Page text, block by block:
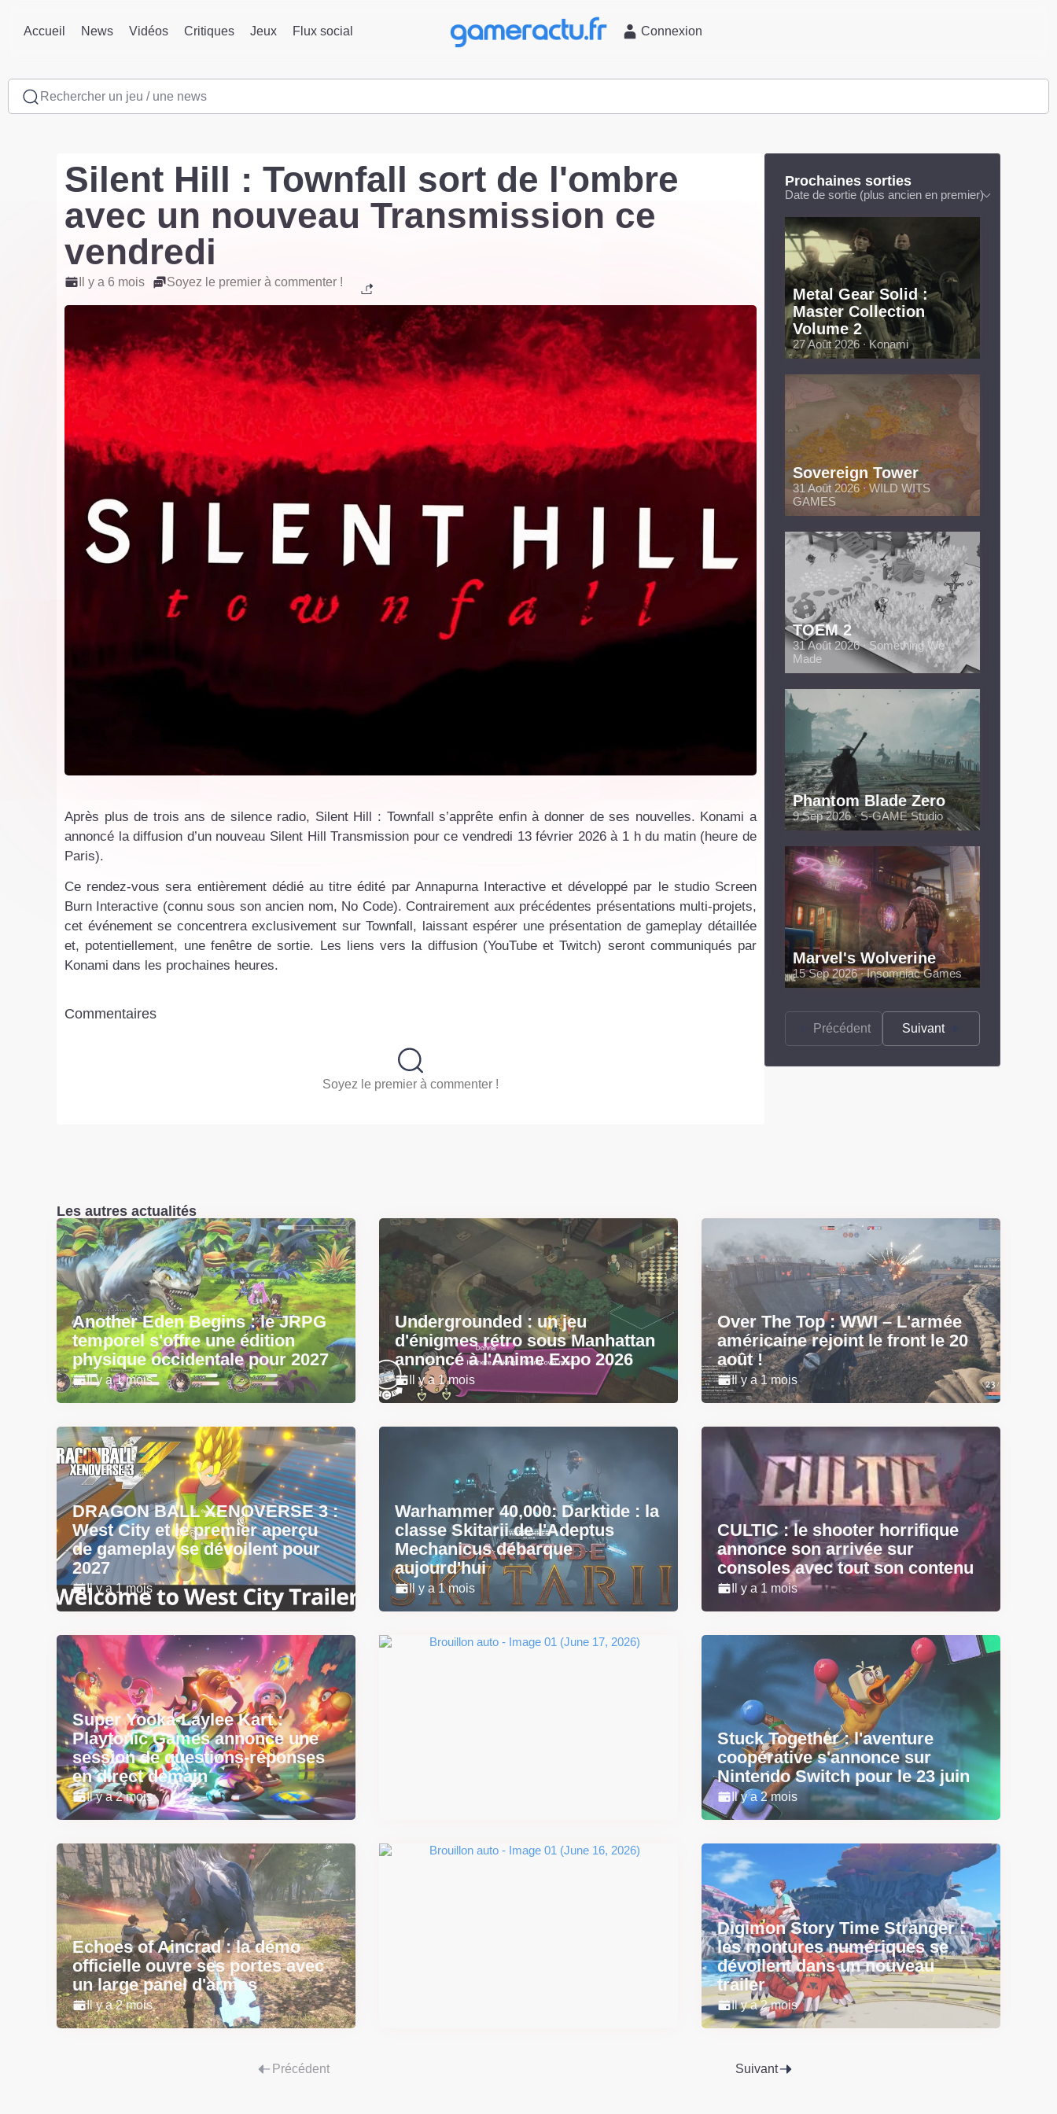
Accueil News Vidéos Critiques Jeux Flux social Connexion
Rechercher un jeu / une news
Silent Hill : Townfall sort de l'ombre
avec un nouveau Transmission ce
vendredi
Il y a 6 mois Soyez le premier à commenter !
Après plus de trois ans de silence radio, Silent Hill : Townfall s’apprête enfin à donner de ses nouvelles. Konami a
annoncé la diffusion d’un nouveau Silent Hill Transmission pour ce vendredi 13 février 2026 à 1 h du matin (heure de
Paris).
Ce rendez-vous sera entièrement dédié au titre édité par Annapurna Interactive et développé par le studio Screen
Burn Interactive (connu sous son ancien nom, No Code). Contrairement aux précédentes présentations multi-projets,
cet événement se concentrera exclusivement sur Townfall, laissant espérer une présentation de gameplay détaillée
et, potentiellement, une fenêtre de sortie. Les liens vers la diffusion (YouTube et Twitch) seront communiqués par
Konami dans les prochaines heures.
Commentaires
Soyez le premier à commenter !
Prochaines sorties
Date de sortie (plus ancien en premier)
Metal Gear Solid :
Master Collection
Volume 2
27 Août 2026 ∙ Konami
Sovereign Tower
31 Août 2026 ∙ WILD WITS
GAMES
TOEM 2
31 Août 2026 ∙ Something We
Made
Phantom Blade Zero
9 Sep 2026 ∙ S-GAME Studio
Marvel's Wolverine
15 Sep 2026 ∙ Insomniac Games
Précédent Suivant
Les autres actualités
Another Eden Begins : le JRPG
temporel s'offre une édition
physique occidentale pour 2027
Il y a 1 mois
Undergrounded : un jeu
d'énigmes rétro sous Manhattan
annoncé à l'Anime Expo 2026
Il y a 1 mois
Over The Top : WWI – L'armée
américaine rejoint le front le 20
août !
Il y a 1 mois
DRAGON BALL XENOVERSE 3 :
West City et le premier aperçu
de gameplay se dévoilent pour
2027
Il y a 1 mois
Warhammer 40,000: Darktide : la
classe Skitarii de l'Adeptus
Mechanicus débarque
aujourd'hui
Il y a 1 mois
CULTIC : le shooter horrifique
annonce son arrivée sur
consoles avec tout son contenu
Il y a 1 mois
Super Yooka-Laylee Kart :
Playtonic Games annonce une
session de questions-réponses
en direct demain
Il y a 2 mois
Stuck Together : l'aventure
coopérative s'annonce sur
Nintendo Switch pour le 23 juin
Il y a 2 mois
Echoes of Aincrad : la démo
officielle ouvre ses portes avec
un large panel d'armes
Il y a 2 mois
Digimon Story Time Stranger :
les montures numériques se
dévoilent dans un nouveau
trailer
Il y a 2 mois
Précédent Suivant